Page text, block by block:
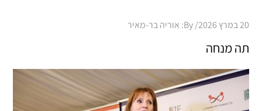
Posted
20 במרץ 2026 By: אוריה בר-מאיר
תה מנחה